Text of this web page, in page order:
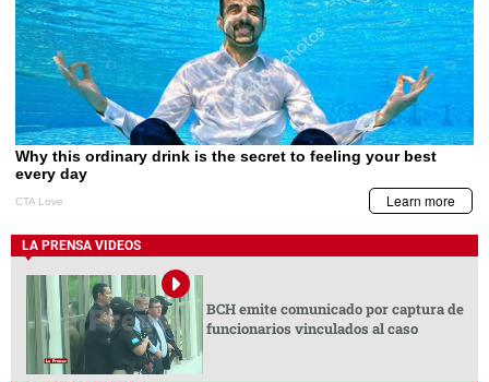
LA PRENSA VIDEOS
BCH emite comunicado por captura de
funcionarios vinculados al caso